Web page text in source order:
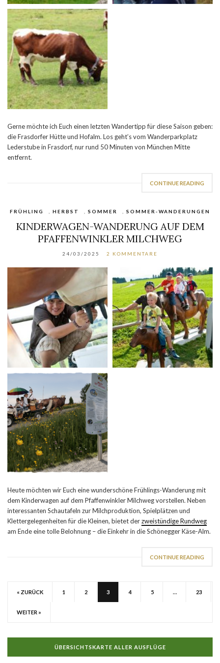
Gerne möchte ich Euch einen letzten Wandertipp für diese Saison geben:
die Frasdorfer Hütte und Hofalm. Los geht’s vom Wanderparkplatz
Lederstube in Frasdorf, nur rund 50 Minuten von München Mitte
entfernt.
CONTINUE READING
FRÜHLING HERBST SOMMER SOMMER-WANDERUNGEN
KINDERWAGEN-WANDERUNG AUF DEM
PFAFFENWINKLER MILCHWEG
24/03/2025 2 KOMMENTARE
Heute möchten wir Euch eine wunderschöne Frühlings-Wanderung mit
dem Kinderwagen auf dem Pfaffenwinkler Milchweg vorstellen. Neben
interessanten Schautafeln zur Milchproduktion, Spielplätzen und
Klettergelegenheiten für die Kleinen, bietet derzweistündige Rundweg
am Ende eine tolle Belohnung – die Einkehr in die Schönegger Käse-Alm.
CONTINUE READING
« ZURÜCK 1 2 3 4 5 … 23
WEITER »
ÜBERSICHTSKARTE ALLER AUSFLÜGE